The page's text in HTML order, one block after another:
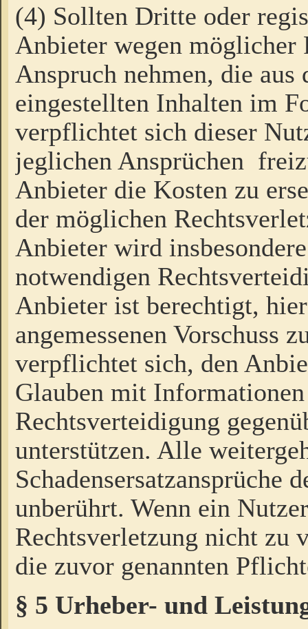
(4) Sollten Dritte oder
Anbieter wegen möglicher
Anspruch nehmen, die
eingestellten Inhalten im
verpflichtet sich dieser
jeglichen Ansprüchen
Anbieter die Kosten zu
der möglichen
Anbieter wird
notwendigen
Anbieter ist berechtigt,
angemessenen Vorschuss
verpflichtet sich, den
Glauben mit
Rechtsverteidigung
unterstützen. Alle
Schadensersatzansprüche
unberührt. Wenn ein
Rechtsverletzung nicht zu
die zuvor genannten
§ 5 Urheber- und